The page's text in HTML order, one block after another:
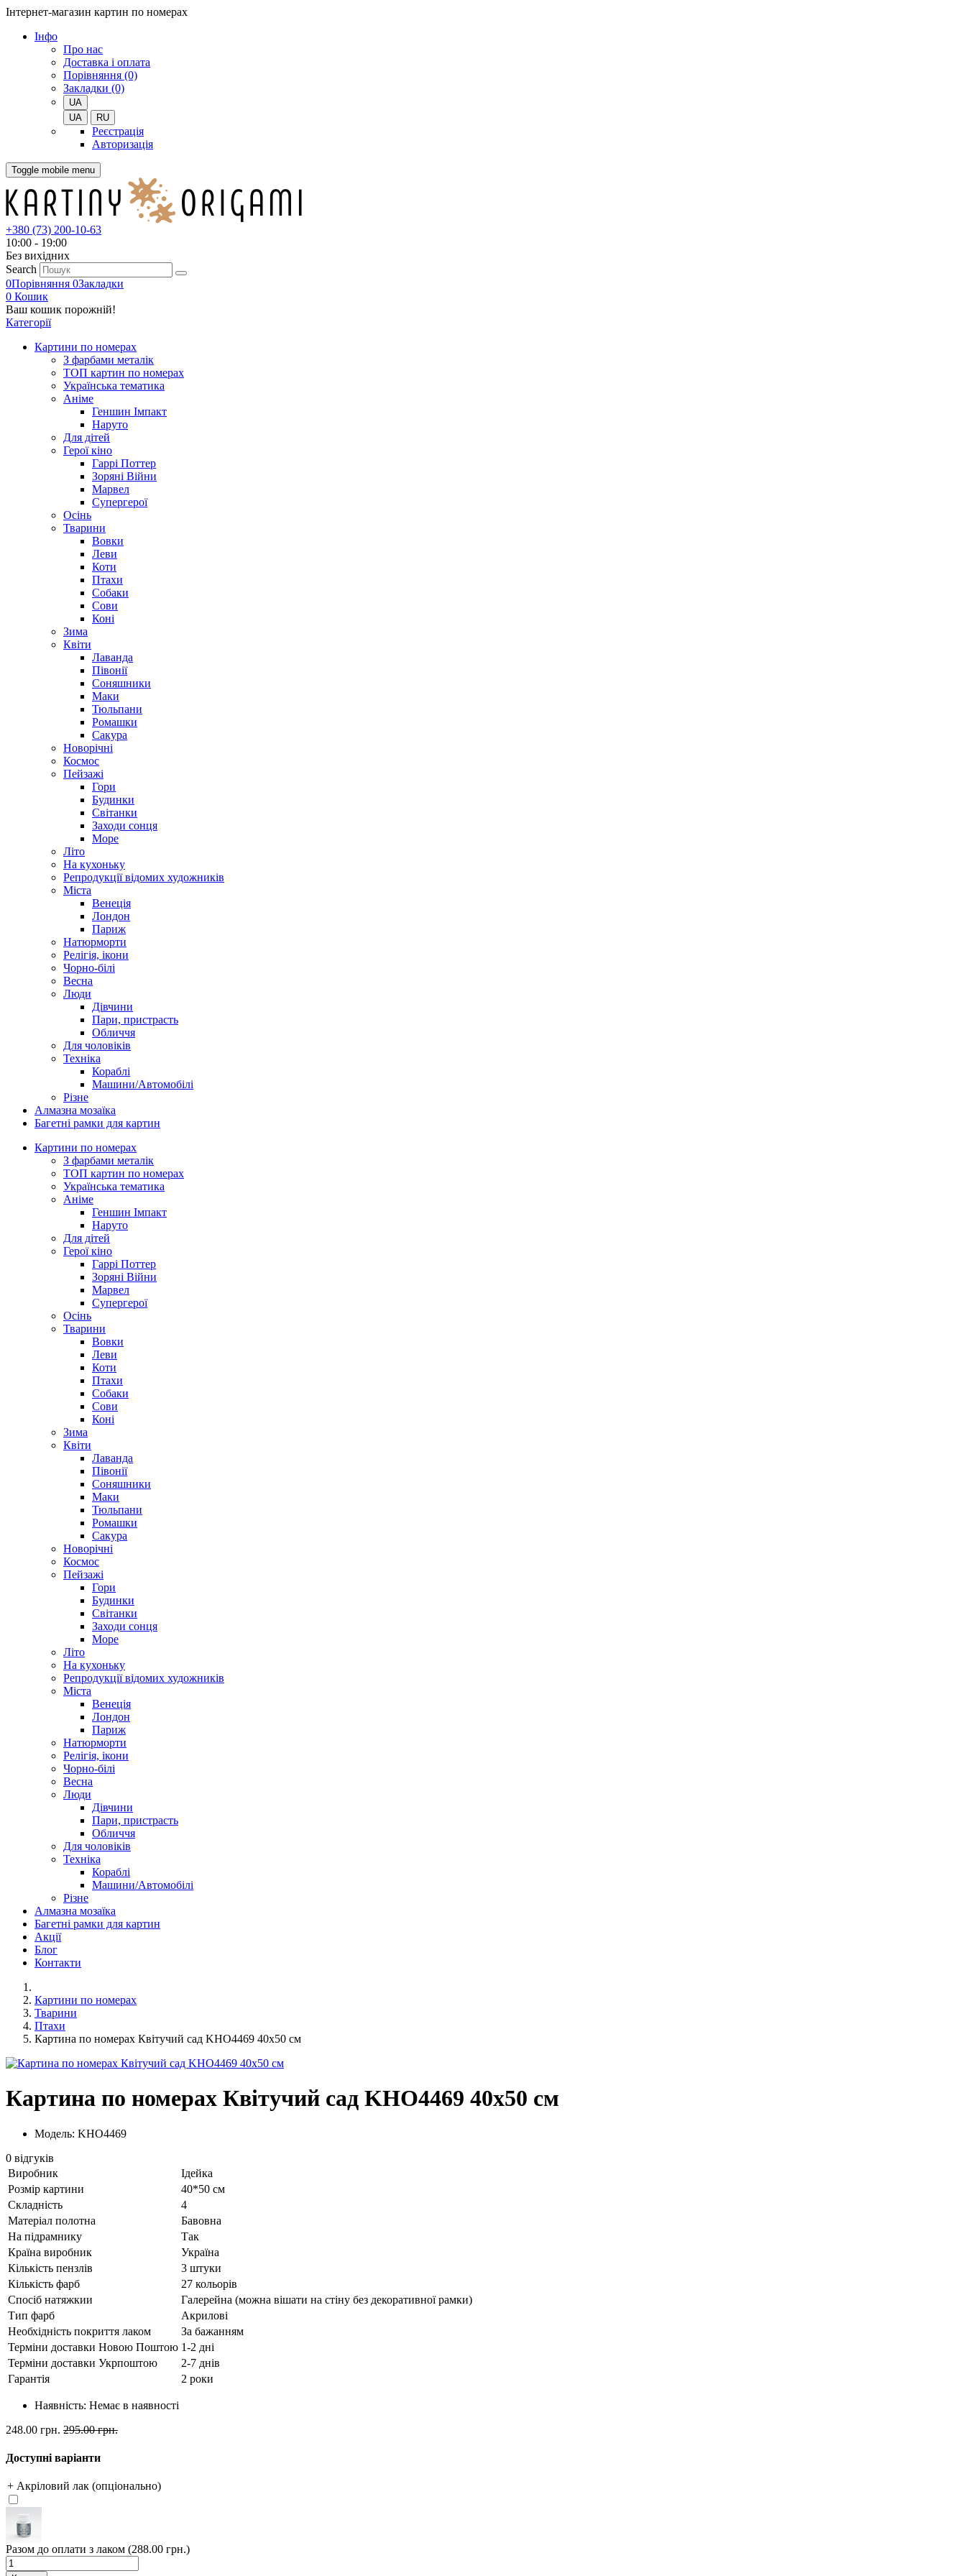
Інтернет-магазин картин по номерах
Iнфо
Про нас
Доставка і оплата
Порівняння (0)
Закладки (0)
UA
UA
RU
Реєстрація
Авторизація
Toggle mobile menu
+380 (73) 200-10-63
10:00 - 19:00
Без вихiдних
Search
0Порівняння 0Закладки
0 Кошик
Ваш кошик порожній!
Категорії
Картини по номерах
З фарбами металік
ТОП картин по номерах
Українська тематика
Аніме
Геншин Імпакт
Наруто
Для дітей
Герої кіно
Гаррі Поттер
Зоряні Війни
Марвел
Супергерої
Осінь
Тварини
Вовки
Леви
Коти
Птахи
Собаки
Сови
Коні
Зима
Квіти
Лаванда
Півонії
Соняшники
Маки
Тюльпани
Ромашки
Сакура
Новорічні
Космос
Пейзажі
Гори
Будинки
Світанки
Заходи сонця
Море
Літо
На кухоньку
Репродукції відомих художників
Міста
Венеція
Лондон
Париж
Натюрморти
Релігія, ікони
Чорно-білі
Весна
Люди
Дівчини
Пари, пристрасть
Обличчя
Для чоловіків
Техніка
Кораблі
Машини/Автомобілі
Різне
Алмазна мозаїка
Багетні рамки для картин
Картини по номерах
З фарбами металік
ТОП картин по номерах
Українська тематика
Аніме
Геншин Імпакт
Наруто
Для дітей
Герої кіно
Гаррі Поттер
Зоряні Війни
Марвел
Супергерої
Осінь
Тварини
Вовки
Леви
Коти
Птахи
Собаки
Сови
Коні
Зима
Квіти
Лаванда
Півонії
Соняшники
Маки
Тюльпани
Ромашки
Сакура
Новорічні
Космос
Пейзажі
Гори
Будинки
Світанки
Заходи сонця
Море
Літо
На кухоньку
Репродукції відомих художників
Міста
Венеція
Лондон
Париж
Натюрморти
Релігія, ікони
Чорно-білі
Весна
Люди
Дівчини
Пари, пристрасть
Обличчя
Для чоловіків
Техніка
Кораблі
Машини/Автомобілі
Різне
Алмазна мозаїка
Багетні рамки для картин
Акції
Блог
Контакти
Картини по номерах
Тварини
Птахи
Картина по номерах Квітучий сад KHO4469 40x50 см
Картина по номерах Квітучий сад KHO4469 40x50 см
Модель: KHO4469
0 відгуків
Виробник
Ідейка
Розмір картини
40*50 см
Складність
4
Матеріал полотна
Бавовна
На підрамнику
Так
Країна виробник
Україна
Кількість пензлів
3 штуки
Кількість фарб
27 кольорів
Спосіб натяжкии
Галерейна (можна вішати на стіну без декоративної рамки)
Тип фарб
Акрилові
Необхідність покриття лаком
За бажанням
Терміни доставки Новою Поштою 1-2 дні
Терміни доставки Укрпоштою
2-7 днів
Гарантія
2 роки
Наявність: Немає в наявності
248.00 грн. 295.00 грн.
Доступні варіанти
+ Акріловий лак (опціонально)
Разом до оплати з лаком (288.00 грн.)